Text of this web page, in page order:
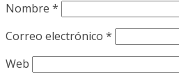
Nombre *
Correo electrónico *
Web